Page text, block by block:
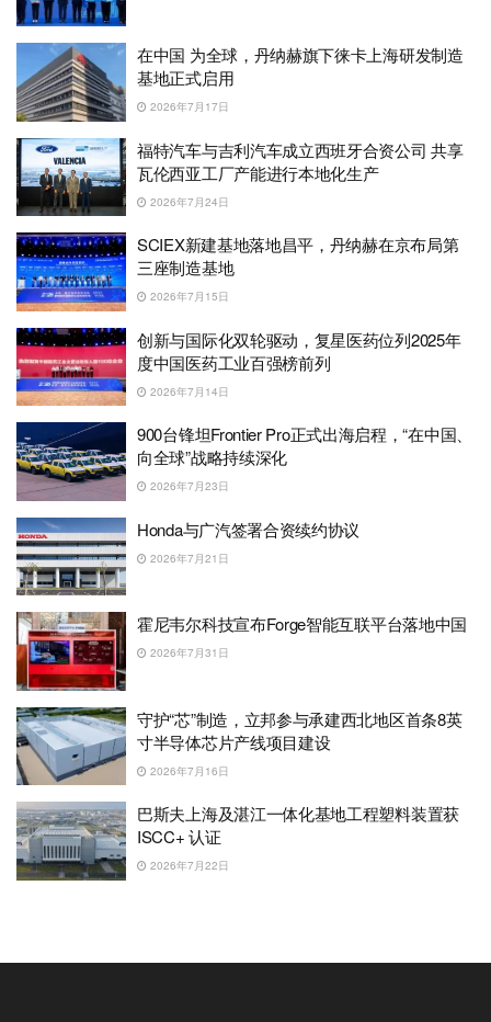
在中国 为全球，丹纳赫旗下徕卡上海研发制造
基地正式启用
2026年7月17日
福特汽车与吉利汽车成立西班牙合资公司 共享
瓦伦西亚工厂产能进行本地化生产
2026年7月24日
SCIEX新建基地落地昌平，丹纳赫在京布局第
三座制造基地
2026年7月15日
创新与国际化双轮驱动，复星医药位列2025年
度中国医药工业百强榜前列
2026年7月14日
900台锋坦Frontier Pro正式出海启程，“在中国、
向全球”战略持续深化
2026年7月23日
Honda与广汽签署合资续约协议
2026年7月21日
霍尼韦尔科技宣布Forge智能互联平台落地中国
2026年7月31日
守护“芯”制造，立邦参与承建西北地区首条8英
寸半导体芯片产线项目建设
2026年7月16日
巴斯夫上海及湛江一体化基地工程塑料装置获
ISCC+ 认证
2026年7月22日